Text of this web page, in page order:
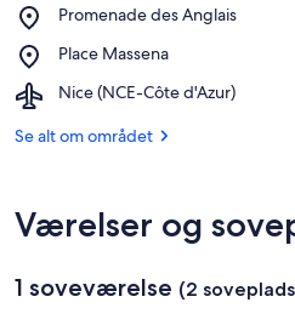
Saleya
Promenade des Anglais
Place,
des
Place Massena
Place,
Massena
Nice (NCE-Côte d'Azur)
Airport,
(NCE-
Se alt om området
Værelser og
1 soveværelse (2